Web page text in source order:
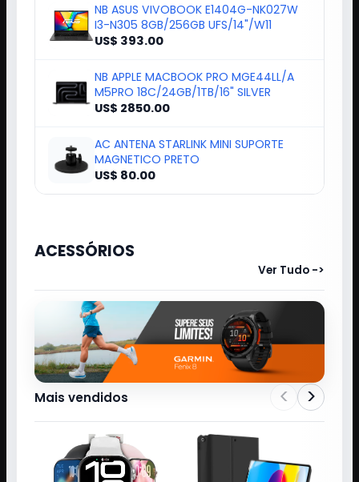
NB ASUS VIVOBOOK E1404G-NK027W
I3-N305 8GB/256GB UFS/14"/W11
US$ 393.00
NB APPLE MACBOOK PRO MGE44LL/A
M5PRO 18C/24GB/1TB/16" SILVER
US$ 2850.00
AC ANTENA STARLINK MINI SUPORTE
MAGNETICO PRETO
US$ 80.00
ACESSÓRIOS
Ver Tudo ->
Mais vendidos < >